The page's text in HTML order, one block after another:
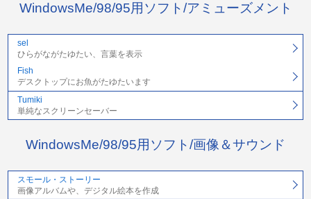
WindowsMe/98/95用ソフト/アミューズメント
sel
ひらがながたゆたい、言葉を表示
Fish
デスクトップにお魚がたゆたいます
Tumiki
単純なスクリーンセーバー
WindowsMe/98/95用ソフト/画像＆サウンド
スモール・ストーリー
画像アルバムや、デジタル絵本を作成